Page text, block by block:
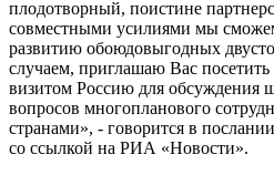
плодотворный, поистине
совместными усилиями мы
развитию обоюдовыгодных
случаем, приглашаю Вас
визитом Россию для обсуждения
вопросов многопланового
странами», - говорится в
со ссылкой на РИА «Новости».